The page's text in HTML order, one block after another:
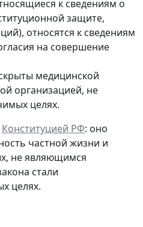
к сведениям о
защите,
относятся к сведениям
на совершение
медицинской
организацией, не
целях.
Конституцией РФ: оно
частной жизни и
не являющимся
стали
целях.